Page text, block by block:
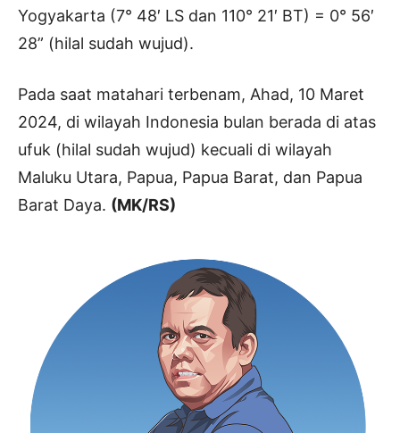
Yogyakarta (7° 48′ LS dan 110° 21′ BT) = 0° 56′
28” (hilal sudah wujud).
Pada saat matahari terbenam, Ahad, 10 Maret
2024, di wilayah Indonesia bulan berada di atas
ufuk (hilal sudah wujud) kecuali di wilayah
Maluku Utara, Papua, Papua Barat, dan Papua
Barat Daya. (MK/RS)